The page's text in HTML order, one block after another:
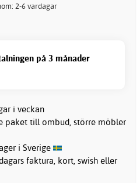
2-6 vardagar
på 3 månader
i veckan
paket till ombud, större möbler
i Sverige
faktura, kort, swish eller